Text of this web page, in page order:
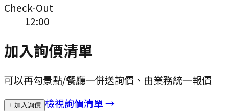
Check-Out
12:00
加入詢價清單
可以再勾景點/餐廳一併送詢價、由業務統一報價
+ 加入詢價 檢視詢價清單 →